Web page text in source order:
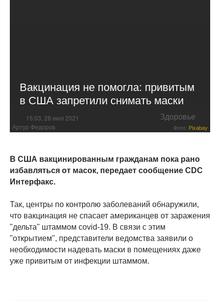
Вакцинация не помогла: привитым
в США запретили снимать маски
15:03, 28 июл 2021 Здоровье
Артур Федоров Фото: Pixabay
В США вакцинированным гражданам пока рано
избавляться от масок, передает сообщение CDC
Интерфакс.
Так, центры по контролю заболеваний обнаружили,
что вакцинация не спасает американцев от заражения
"дельта" штаммом covid-19. В связи с этим
"открытием", представители ведомства заявили о
необходимости надевать маски в помещениях даже
уже привитым от инфекции штаммом.